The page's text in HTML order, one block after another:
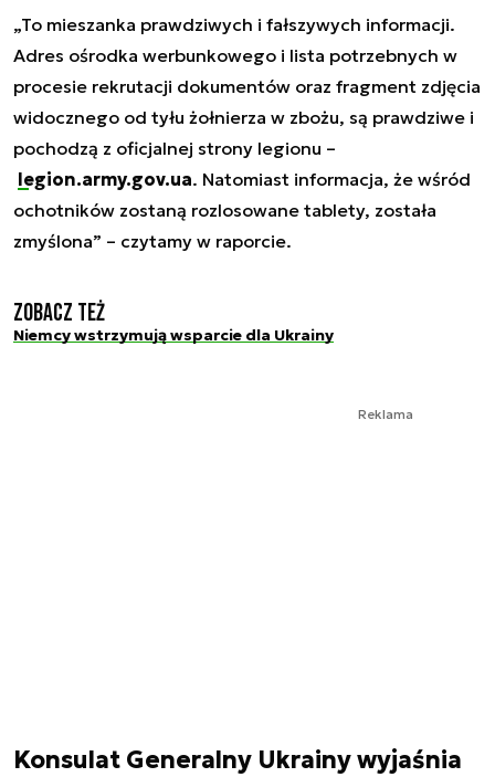
„To mieszanka prawdziwych i fałszywych informacji.
Adres ośrodka werbunkowego i lista potrzebnych w
procesie rekrutacji dokumentów oraz fragment zdjęcia
widocznego od tyłu żołnierza w zbożu, są prawdziwe i
pochodzą z oficjalnej strony legionu –
legion.army.gov.ua. Natomiast informacja, że wśród
ochotników zostaną rozlosowane tablety, została
zmyślona” – czytamy w raporcie.
Zobacz też
Niemcy wstrzymują wsparcie dla Ukrainy
Reklama
Konsulat Generalny Ukrainy wyjaśnia